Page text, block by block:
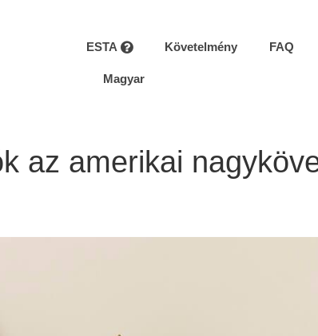
ESTA Követelmény FAQ
Magyar
az amerikai